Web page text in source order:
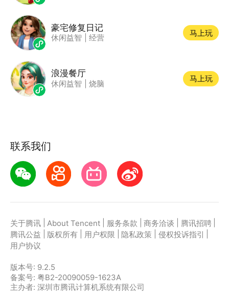
豪宅修复日记
休闲益智 经营
马上玩
浪漫餐厅
休闲益智 烧脑
马上玩
联系我们
关于腾讯 About Tencent 服务条款 商务洽谈 腾讯招聘
腾讯公益
版权所有 用户权限 隐私政策 侵权投诉指引
用户协议
版本号: 9.2.5
备案号: 粤B2-20090059-1623A
主办者: 深圳市腾讯计算机系统有限公司